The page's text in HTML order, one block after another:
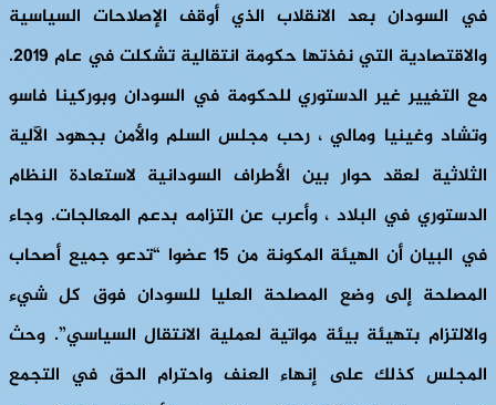
في السودان بعد الانقلاب الذي أوقف الإصلاحات السياسية
والاقتصادية التي نفذتها حكومة انتقالية تشكلت في عام 2019.
مع التغيير غير الدستوري للحكومة في السودان وبوركينا فاسو
وتشاد وغينيا ومالي ، رحب مجلس السلم والأمن بجهود الآلية
الثلاثية لعقد حوار بين الأطراف السودانية لاستعادة النظام
الدستوري في البلاد ، وأعرب عن التزامه بدعم المعالجات. وجاء
في البيان أن الهيئة المكونة من 15 عضوا “تدعو جميع أصحاب
المصلحة إلى وضع المصلحة العليا للسودان فوق كل شيء
والالتزام بتهيئة بيئة مواتية لعملية الانتقال السياسي”. وحث
المجلس كذلك على إنهاء العنف واحترام الحق في التجمع